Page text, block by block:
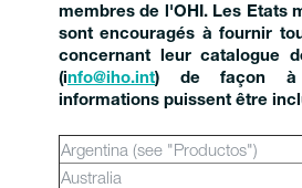
membres de l'OHI. Les Etats
sont encouragés à fournir
concernant leur catalogue
(info@iho.int) de façon
informations puissent être
Argentina (see "Productos")
Australia